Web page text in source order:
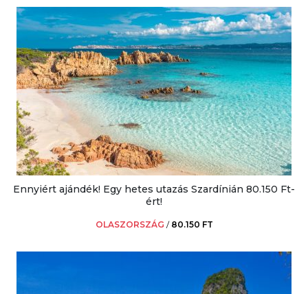
Ennyiért ajándék! Egy hetes utazás Szardínián 80.150 Ft-
ért!
OLASZORSZÁG / 80.150 FT